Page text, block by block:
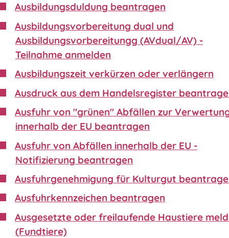
Ausbildungsduldung beantragen
Ausbildungsvorbereitung dual und
Ausbildungsvorbereitungg (AVdual/AV) -
Teilnahme anmelden
Ausbildungszeit verkürzen oder verlängern
Ausdruck aus dem Handelsregister
Ausfuhr von "grünen" Abfällen zur
innerhalb der EU beantragen
Ausfuhr von Abfällen innerhalb der EU -
Notifizierung beantragen
Ausfuhrgenehmigung für Kulturgut
Ausfuhrkennzeichen beantragen
Ausgesetzte oder freilaufende Haustiere
(Fundtiere)